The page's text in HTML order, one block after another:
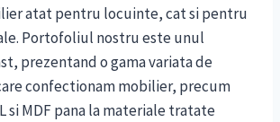
atat pentru locuinte, cat si pentru
Portofoliul nostru este unul
prezentand o gama variata de
confectionam mobilier, precum
si MDF pana la materiale tratate